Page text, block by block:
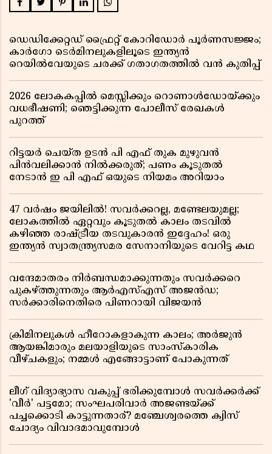
ഡെഡിക്കേറ്റഡ് ഫ്രൈറ്റ് കോറിഡോർ പൂർണസജ്ജം;
കാർഗോ ടെർമിനലുകളിലൂടെ ഇന്ത്യൻ
റെയിൽവേയുടെ ചരക്ക് ഗതാഗതത്തിൽ വൻ കുതിപ്പ്
2026 ലോകകപ്പിൽ മെസ്സിക്കും റൊണാൾഡോയ്ക്കും
വധഭീഷണി; ഞെട്ടിക്കുന്ന പോലീസ് രേഖകൾ
പുറത്ത്
റിട്ടയർ ചെയ്ത ഉടൻ പി എഫ് തുക മുഴുവൻ
പിൻവലിക്കാൻ നിൽക്കരുത്; പണം കൂടുതൽ
നേടാൻ ഇ പി എഫ് ഒയുടെ നിയമം അറിയാം
47 വർഷം ജയിലിൽ! സവർക്കറല്ല, മണ്ടേലയുമല്ല;
ലോകത്തിൽ ഏറ്റവും കൂടുതൽ കാലം തടവിൽ
കഴിഞ്ഞ രാഷ്ട്രീയ തടവുകാരൻ ഇദ്ദേഹം! ഒരു
ഇന്ത്യൻ സ്വാതന്ത്ര്യസമര സേനാനിയുടെ വേറിട്ട കഥ
വന്ദേമാതരം നിർബന്ധമാക്കുന്നതും സവർക്കറെ
പുകഴ്ത്തുന്നതും ആർഎസ്എസ് അജൻഡ;
സർക്കാരിനെതിരെ പിണറായി വിജയൻ
ക്രിമിനലുകൾ ഹീറോകളാകുന്ന കാലം; അർജുൻ
ആയങ്കിമാരും മലയാളിയുടെ സാംസ്കാരിക
വീഴ്ചകളും; നമ്മൾ എങ്ങോട്ടാണ് പോകുന്നത്
ലീഗ് വിദ്യാഭ്യാസ വകുപ്പ് ഭരിക്കുമ്പോൾ സവർക്കർക്ക്
'വീർ' പട്ടമോ; സംഘപരിവാർ അജണ്ടയ്ക്ക്
പച്ചക്കൊടി കാട്ടുന്നതാര്? മഞ്ചേശ്വരത്തെ ക്വിസ്
ചോദ്യം വിവാദമാവുമ്പോൾ